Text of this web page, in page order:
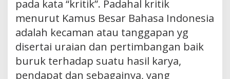
pada kata “kritik”. Padahal kritik
menurut Kamus Besar Bahasa Indonesia
adalah kecaman atau tanggapan yg
disertai uraian dan pertimbangan baik
buruk terhadap suatu hasil karya,
pendapat dan sebagainya, yang